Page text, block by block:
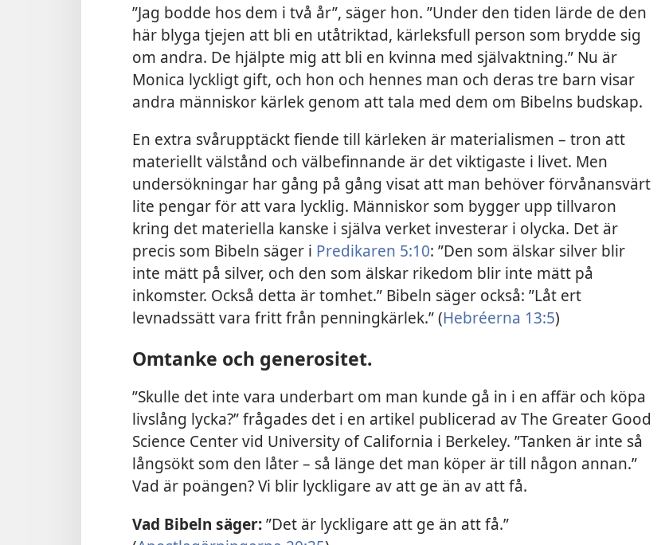
”Jag bodde hos dem i två år”, säger hon. ”Under den tiden lärde de den
här blyga tjejen att bli en utåtriktad, kärleksfull person som brydde sig
om andra. De hjälpte mig att bli en kvinna med självaktning.” Nu är
Monica lyckligt gift, och hon och hennes man och deras tre barn visar
andra människor kärlek genom att tala med dem om Bibelns budskap.
En extra svårupptäckt fiende till kärleken är materialismen – tron att
materiellt välstånd och välbefinnande är det viktigaste i livet. Men
undersökningar har gång på gång visat att man behöver förvånansvärt
lite pengar för att vara lycklig. Människor som bygger upp tillvaron
kring det materiella kanske i själva verket investerar i olycka. Det är
precis som Bibeln säger i Predikaren 5:10: ”Den som älskar silver blir
inte mätt på silver, och den som älskar rikedom blir inte mätt på
inkomster. Också detta är tomhet.” Bibeln säger också: ”Låt ert
levnadssätt vara fritt från penningkärlek.” (Hebréerna 13:5)
Omtanke och generositet.
”Skulle det inte vara underbart om man kunde gå in i en affär och köpa
livslång lycka?” frågades det i en artikel publicerad av The Greater Good
Science Center vid University of California i Berkeley. ”Tanken är inte så
långsökt som den låter – så länge det man köper är till någon annan.”
Vad är poängen? Vi blir lyckligare av att ge än av att få.
Vad Bibeln säger:”Det är lyckligare att ge än att få.”